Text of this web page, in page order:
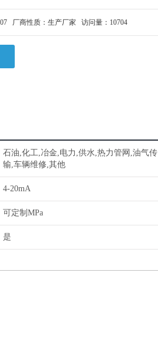
07 厂商性质：生产厂家 访问量：10704
石油,化工,冶金,电力,供水,热力管网,油气传
输,车辆维修,其他
4-20mA
可定制MPa
是